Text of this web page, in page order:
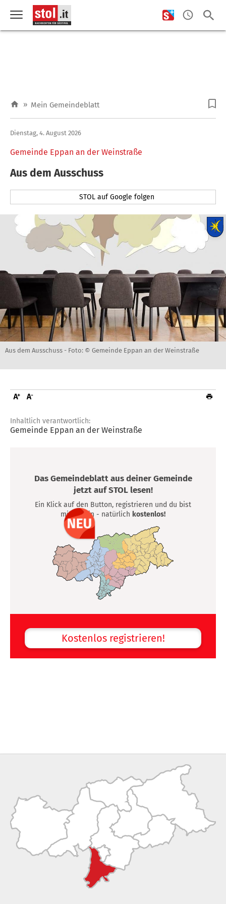
» Mein Gemeindeblatt
Gemeinde Eppan an der Weinstraße
Dienstag, 4. August 2026
Aus dem Ausschuss
STOL auf Google folgen
Aus dem Ausschuss - Foto: © Gemeinde Eppan an der Weinstraße
Inhaltlich verantwortlich:
Gemeinde Eppan an der Weinstraße
Das Gemeindeblatt aus deiner Gemeinde
jetzt auf STOL lesen!
Ein Klick auf den Button, registrieren und du bist
mittendrin - natürlich kostenlos!
Kostenlos registrieren!